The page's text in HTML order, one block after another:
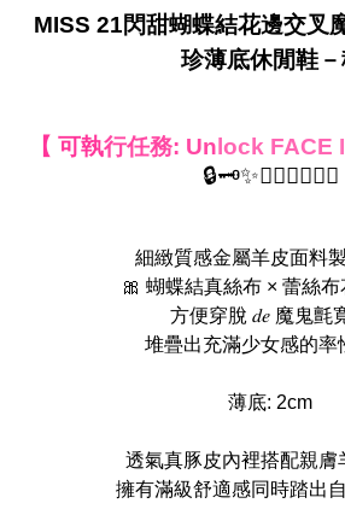
MISS 21閃甜蝴蝶結花邊交叉
珍薄底休閒鞋
【 可執行任務: Unlock FACE
🔒🗝️✨🤦‍♀️🙋‍♀️🤷‍♀️
細緻質感金屬羊皮面料
🎀 蝴蝶結真絲布 × 蕾絲
方便穿脫 𝑑𝑒 魔鬼氈
堆疊出充滿少女感的率
薄底: 2cm
透氣真豚皮內裡搭配親膚
擁有滿級舒適感同時踏出